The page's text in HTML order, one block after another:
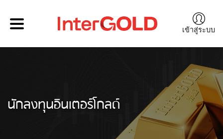
เข้าสู่ระบบ
นักลงทุนอินเตอร์โกลด์